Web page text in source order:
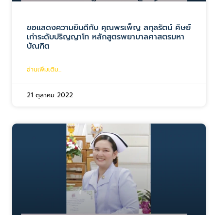
ขอแสดงความยินดีกับ คุณพรเพ็ญ สกุลรัตน์ ศิษย์
เก่าระดับปริญญาโท หลักสูตรพยาบาลศาสตรมหา
บัณฑิต
อ่านเพิ่มเติม...
21 ตุลาคม 2022